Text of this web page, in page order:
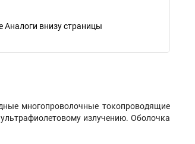
Аналоги внизу страницы
многопроволочные токопроводящие
излучению. Оболочка